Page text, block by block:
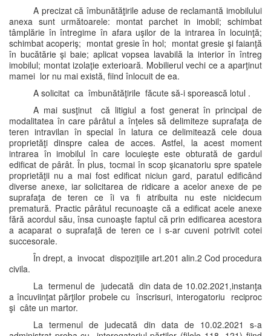
A precizat că îmbunătăţirile aduse de reclamantă imobilului
anexa sunt următoarele: montat parchet in imobil; schimbat
tâmplărie în întregime în afara uşilor de la intrarea în locuinţă;
schimbat acoperiş; montat gresie în hol; montat gresie şi faianţă
în bucătărie şi baie; aplicat vopsea lavabilă la interior în întreg
imobilul; montat izolaţie exterioară. Mobilierul vechi ce a aparţinut
mamei lor nu mai există, fiind înlocuit de ea.
A solicitat ca îmbunătăţirile făcute să-i sporească lotul .
A mai susţinut că litigiul a fost generat în principal de
modalitatea în care pârâtul a înţeles să delimiteze suprafaţa de
teren intravilan în special în latura ce delimitează cele doua
proprietăţi dinspre calea de acces. Astfel, la acest moment
intrarea în imobilul în care locuieşte este obturată de gardul
edificat de pârât. În plus, tocmai în scop şicanatoriu spre spatele
proprietăţii nu a mai fost edificat niciun gard, paratul edificând
diverse anexe, iar solicitarea de ridicare a acelor anexe de pe
suprafaţa de teren ce îi va fi atribuita nu este nicidecum
prematură. Practic pârâtul recunoaşte că a edificat acele anexe
fără acordul său, însa cunoaşte faptul că prin edificarea acestora
a acaparat o suprafaţă de teren ce i s-ar cuveni potrivit cotei
succesorale.
În drept, a invocat dispoziţiile art.201 alin.2 Cod procedura
civila.
La termenul de judecată din data de 10.02.2021,instanţa
a încuviinţat părţilor probele cu înscrisuri, interogatoriu reciproc
şi câte un martor.
La termenul de judecată din data de 10.02.2021 s-a